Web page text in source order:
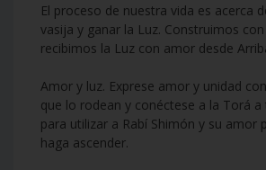
El proceso de nuestra vida es acerca
vasija y ganar la Luz. Construimos
recibimos la Luz con amor desde
Amor y luz. Exprese amor y unidad
que lo rodean y conéctese a la Torá
para utilizar a Rabí Shimón y su amor
haga ascender.